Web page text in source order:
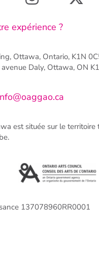
expérience ?
Ottawa, Ontario, K1N
avenue Daly, Ottawa, ON
est située sur le
137078960RR0001